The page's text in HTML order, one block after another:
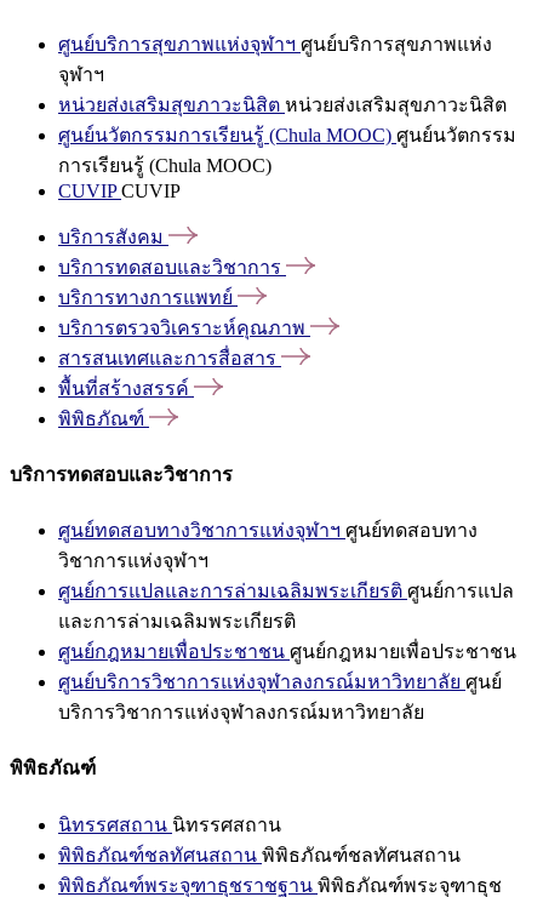
ศูนย์บริการสุขภาพแห่งจุฬาฯ ศูนย์บริการสุขภาพแห่ง
จุฬาฯ
หน่วยส่งเสริมสุขภาวะนิสิต หน่วยส่งเสริมสุขภาวะนิสิต
ศูนย์นวัตกรรมการเรียนรู้ (Chula MOOC) ศูนย์นวัตกรรม
การเรียนรู้ (Chula MOOC)
CUVIPCUVIP
บริการสังคม
บริการทดสอบและวิชาการ
บริการทางการแพทย์
บริการตรวจวิเคราะห์คุณภาพ
สารสนเทศและการสื่อสาร
พื้นที่สร้างสรรค์
พิพิธภัณฑ์
บริการทดสอบและวิชาการ
ศูนย์ทดสอบทางวิชาการแห่งจุฬาฯ ศูนย์ทดสอบทาง
วิชาการแห่งจุฬาฯ
ศูนย์การแปลและการล่ามเฉลิมพระเกียรติ ศูนย์การแปล
และการล่ามเฉลิมพระเกียรติ
ศูนย์กฎหมายเพื่อประชาชน ศูนย์กฎหมายเพื่อประชาชน
ศูนย์บริการวิชาการแห่งจุฬาลงกรณ์มหาวิทยาลัย ศูนย์
บริการวิชาการแห่งจุฬาลงกรณ์มหาวิทยาลัย
พิพิธภัณฑ์
นิทรรศสถาน นิทรรศสถาน
พิพิธภัณฑ์ชลทัศนสถาน พิพิธภัณฑ์ชลทัศนสถาน
พิพิธภัณฑ์พระจุฑาธุชราชฐาน พิพิธภัณฑ์พระจุฑาธุช